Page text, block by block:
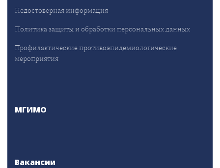
Недостоверная информация
Политика защиты и обработки персональных данных
Профилактические противоэпидемиологические
мероприятия
МГИМО
Вакансии